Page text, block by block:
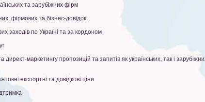
та зарубіжних фірм
фірмових та бізнес-довідок
заходів по Україні та за кордоном
маркетингу пропозицій та запитів як українських, так і
експортні та довідкові ціни